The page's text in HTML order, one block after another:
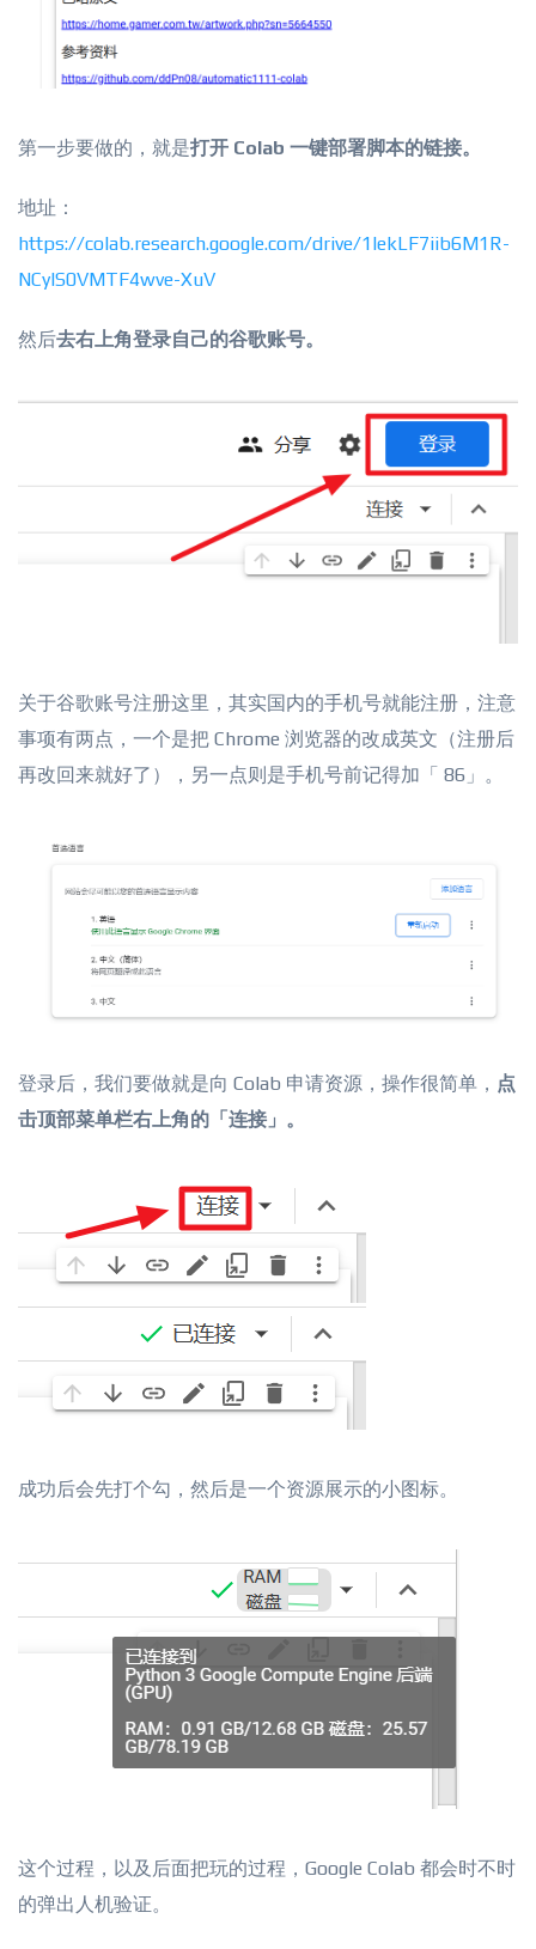
第一步要做的，就是打开 Colab 一键部署脚本的链接。
地址：
https://colab.research.google.com/drive/1lekLF7iib6M1R-
NCylS0VMTF4wve-XuV
然后去右上角登录自己的谷歌账号。
关于谷歌账号注册这里，其实国内的手机号就能注册，注意
事项有两点，一个是把 Chrome 浏览器的改成英文（注册后
再改回来就好了），另一点则是手机号前记得加「 86」。
登录后，我们要做就是向 Colab 申请资源，操作很简单， 点
击顶部菜单栏右上角的「连接」。
成功后会先打个勾，然后是一个资源展示的小图标。
这个过程，以及后面把玩的过程，Google Colab 都会时不时
的弹出人机验证。